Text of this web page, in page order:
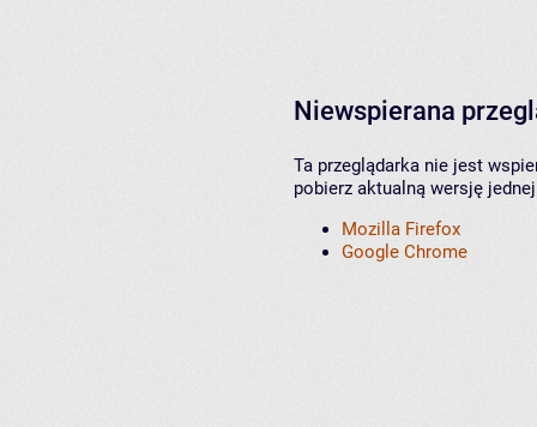
Niewspierana
Ta przeglądarka nie jest
pobierz aktualną wersję
Mozilla Firefox
Google Chrome